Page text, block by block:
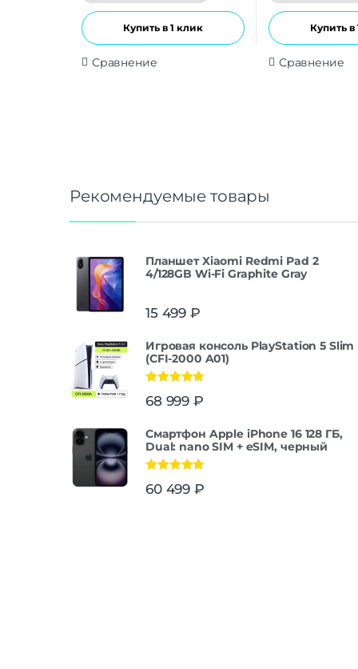
Купить в 1 клик
Сравнение
Купить в
Сравнение
Рекомендуемые товары
Планшет Xiaomi Redmi Pad 2
4/128GB Wi-Fi Graphite Gray
15 499 ₽
Игровая консоль PlayStation 5 Slim
(CFI-2000 A01)
из 5
68 999 ₽
Смартфон Apple iPhone 16 128 ГБ,
Dual: nano SIM + eSIM, черный
из 5
60 499 ₽